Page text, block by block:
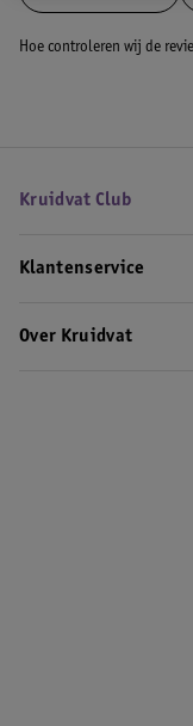
Hoe controleren wij de
Kruidvat Club
Klantenservice
Over Kruidvat